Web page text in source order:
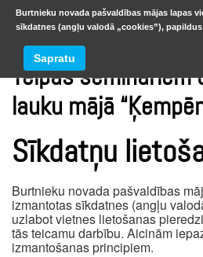
Telpas semināriem
lauku mājā
Sīkdatņu
Burtnieku novada pašvaldības
izmantotas sīkdatnes (angļu
uzlabot vietnes lietošanas
tās teicamu darbību. Aicinām
izmantošanas principiem.
Burtnieku novada pašvaldības mājas lapas
sīkdatnes (angļu valodā „cookies”),
Sapratu